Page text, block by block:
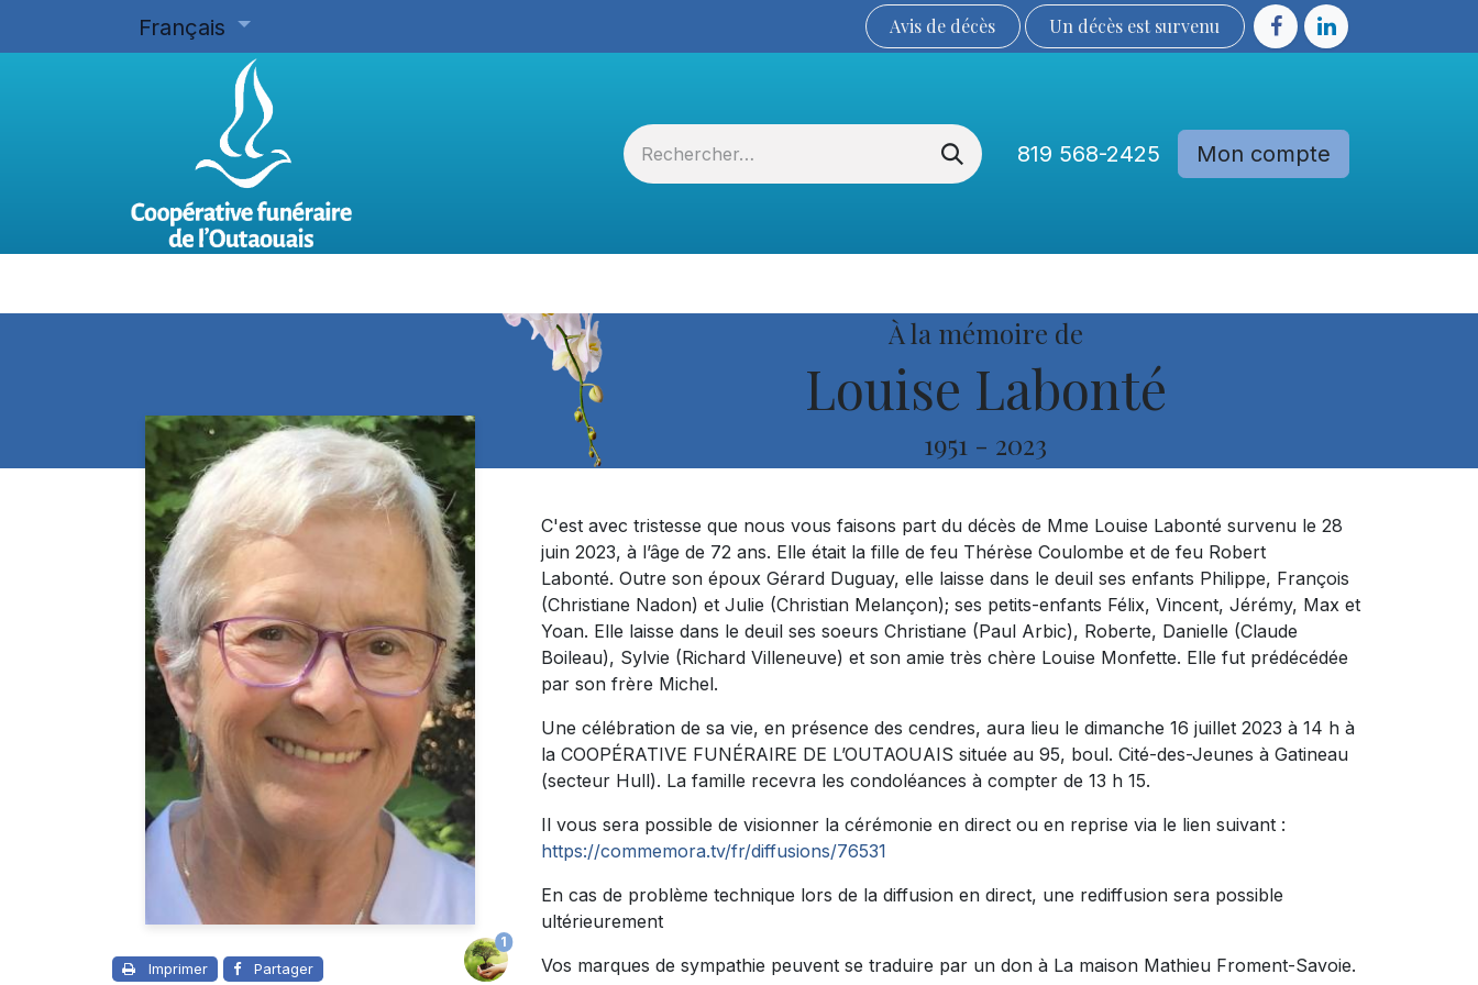
Français Avis de décès Un décès est sur​​​​​​​​ve​nu​​​​​​​​​​
819 568-2425 Mon compte
À la mémoire de
Louise Labonté
1951 - 2023
Imprimer Partager
1
C'est avec tristesse que nous vous faisons part du décès de Mme Louise Labonté survenu le 28
juin 2023, à l’âge de 72 ans. Elle était la fille de feu Thérèse Coulombe et de feu Robert
Labonté. Outre son époux Gérard Duguay, elle laisse dans le deuil ses enfants Philippe, François
(Christiane Nadon) et Julie (Christian Melançon); ses petits-enfants Félix, Vincent, Jérémy, Max et
Yoan. Elle laisse dans le deuil ses soeurs Christiane (Paul Arbic), Roberte, Danielle (Claude
Boileau), Sylvie (Richard Villeneuve) et son amie très chère Louise Monfette. Elle fut prédécédée
par son frère Michel.
Une célébration de sa vie, en présence des cendres, aura lieu le dimanche 16 juillet 2023 à 14 h à
la COOPÉRATIVE FUNÉRAIRE DE L’OUTAOUAIS située au 95, boul. Cité-des-Jeunes à Gatineau
(secteur Hull). La famille recevra les condoléances à compter de 13 h 15.
Il vous sera possible de visionner la cérémonie en direct ou en reprise via le lien suivant :
https://commemora.tv/fr/diffusions/76531
En cas de problème technique lors de la diffusion en direct, une rediffusion sera possible
ultérieurement
Vos marques de sympathie peuvent se traduire par un don à La maison Mathieu Froment-Savoie.